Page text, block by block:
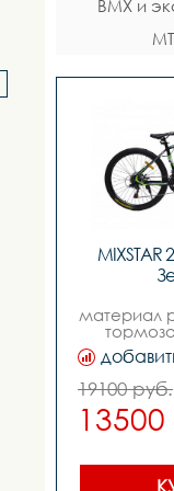
BMX и
MIXSTAR
материал
19100 руб.